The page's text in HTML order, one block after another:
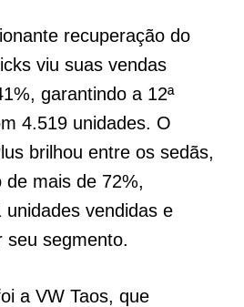
recuperação do
viu suas vendas
garantindo a 12ª
4.519 unidades. O
brilhou entre os sedãs,
mais de 72%,
vendidas e
seu segmento.
a VW Taos, que